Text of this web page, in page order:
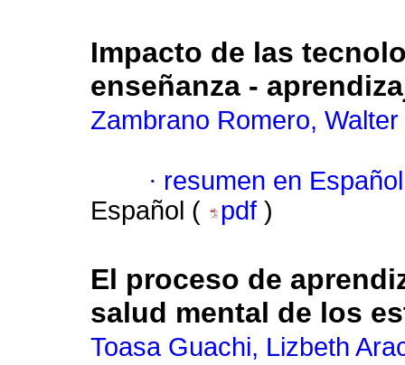
Impacto de las
enseñanza -
Zambrano Romero,
· resumen en Español
Español (
pdf )
El proceso de
salud mental de los
Toasa Guachi, Lizbeth